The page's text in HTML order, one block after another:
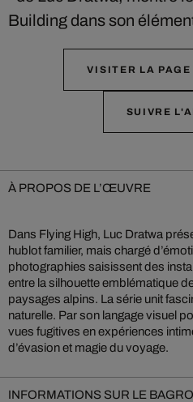
Building dans son
VISITER LA
SUIVRE
À PROPOS DE L’ŒUVRE
Dans Flying High, Luc Dratwa
hublot familier, mais chargé
photographies saisissent des
entre la silhouette emblématique
paysages alpins. La série unit
naturelle. Par son langage visuel
vues fugitives en expériences
d’évasion et magie du voyage.
INFORMATIONS SUR LE